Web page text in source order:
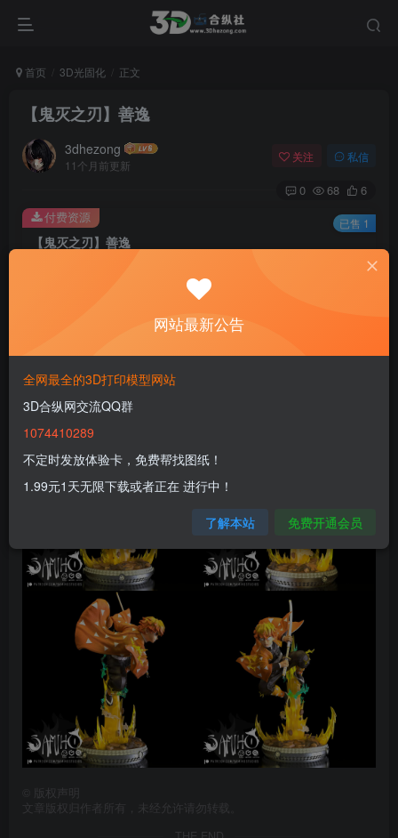
首页 3D光固化 正文
【鬼灭之刃】善逸
3dhezong
11个月前更新
关注 私信
0 68 6
【鬼灭之刃】善逸
100
免费
付费资源 已售 1
版权声明
文章版权归作者所有，未经允许请勿转载。
网站最新公告
全网最全的3D打印模型网站
3D合纵网交流QQ群
1074410289
不定时发放体验卡，免费帮找图纸！
1.99元1天无限下载或者正在 进行中！
了解本站 免费开通会员